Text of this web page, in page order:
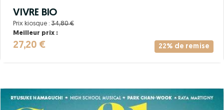
22% de remise
VIVRE BIO
Prix kiosque : 34,80 €
Meilleur prix :
27,20 €